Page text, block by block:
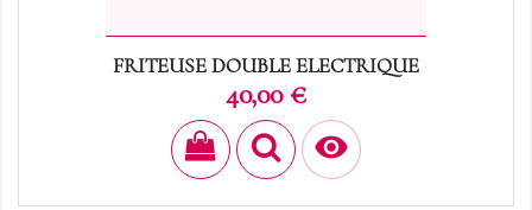
FRITEUSE DOUBLE ELECTRIQUE
Prix
40,00 €
